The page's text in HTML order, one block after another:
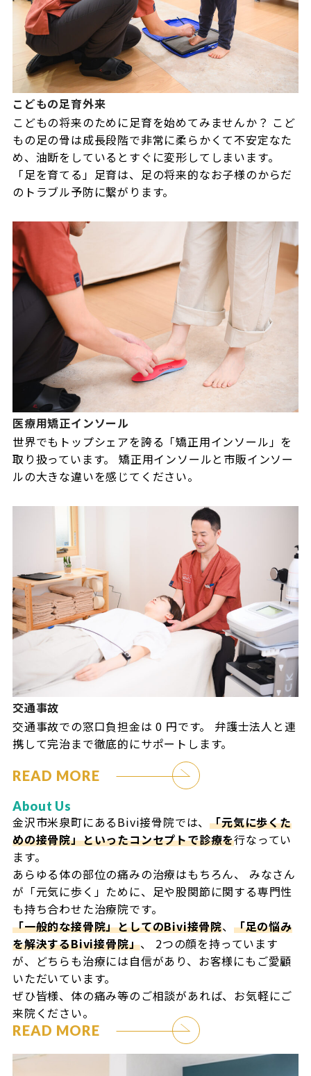
こどもの足育外来
こどもの将来のために足育を始めてみませんか？ こど
もの足の骨は成長段階で非常に柔らかくて不安定なた
め、油断をしているとすぐに変形してしまいます。
「足を育てる」足育は、足の将来的なお子様のからだ
のトラブル予防に繋がります。
医療用矯正インソール
世界でもトップシェアを誇る「矯正用インソール」を
取り扱っています。 矯正用インソールと市販インソー
ルの大きな違いを感じてください。
交通事故
交通事故での窓口負担金は 0 円です。 弁護士法人と連
携して完治まで徹底的にサポートします。
READ MORE
About Us
金沢市米泉町にあるBivi接骨院では、「元気に歩くた
めの接骨院」といったコンセプトで診療を行なってい
ます。
あらゆる体の部位の痛みの治療はもちろん、
みなさん
が「元気に歩く」ために、足や股関節に関する専門性
も持ち合わせた治療院です。
「一般的な接骨院」としてのBivi接骨院、 「足の悩み
を解決するBivi接骨院」、
2つの顔を持っています
が、どちらも治療には自信があり、お客様にもご愛顧
いただいています。
ぜひ皆様、体の痛み等のご相談があれば、お気軽にご
来院ください。
READ MORE